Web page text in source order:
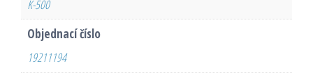
K-500
Objednací číslo
19211194